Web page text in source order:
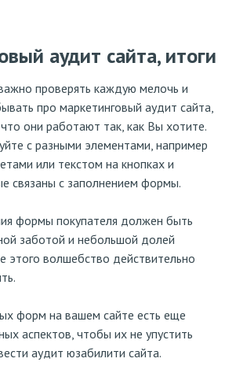
аудит сайта, итоги
проверять каждую мелочь и
про маркетинговый аудит сайта,
они работают так, как Вы хотите.
с разными элементами, например
или текстом на кнопках и
связаны с заполнением формы.
формы покупателя должен быть
заботой и небольшой долей
этого волшебство действительно
форм на вашем сайте есть еще
аспектов, чтобы их не упустить
аудит юзабилити сайта.